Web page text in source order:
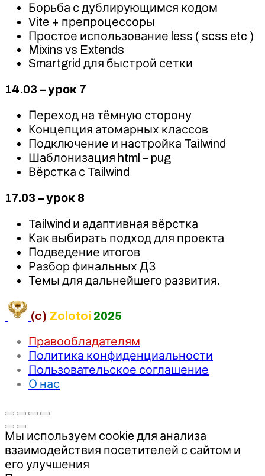
Борьба с дублирующимся кодом
Vite + препроцессоры
Простое использование less ( scss etc )
Mixins vs Extends
Smartgrid для быстрой сетки
14.03 – урок 7
Переход на тёмную сторону
Концепция атомарных классов
Подключение и настройка Tailwind
Шаблонизация html – pug
Вёрстка с Tailwind
17.03 – урок 8
Tailwind и адаптивная вёрстка
Как выбирать подход для проекта
Подведение итогов
Разбор финальных ДЗ
Темы для дальнейшего развития.
(c) Zolotoi 2025
Правообладателям
Политика конфиденциальности
Пользовательское соглашение
О нас
Мы используем cookie для анализа
взаимодействия посетителей с сайтом и
его улучшения